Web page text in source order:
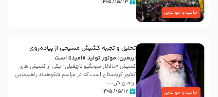
جالب و خواندنی
۱۳ /۰۵/ ۱۴۰۵
جالب و خواندنی
تحلیل و تجربه کشیش مسیحی از پیاده‌روی
اربعین: موتور تولید «امید» است
کشیش «مالخاز سونگیو لاچفیلی» یکی از کشیش های
کشور گرجستان است که در مراسم شکوهمند راهپیمایی
اربعین ش...
۱۲ /۰۵/ ۱۴۰۵